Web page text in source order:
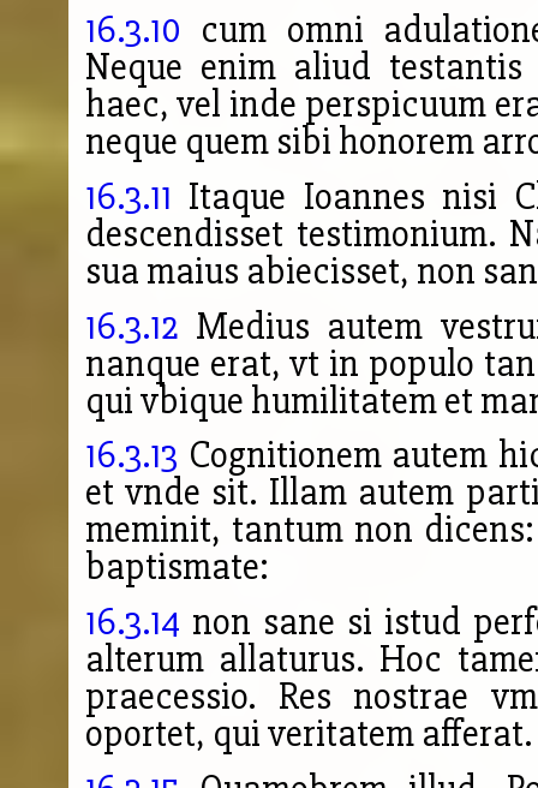
16.3.10 cum omni
Neque enim aliud
haec, vel inde perspicuum
neque quem sibi honorem
16.3.11 Itaque Ioannes nisi
descendisset testimonium.
sua maius abiecisset, non
16.3.12 Medius autem
nanque erat, vt in populo
qui vbique humilitatem et
16.3.13 Cognitionem autem
et vnde sit. Illam autem
meminit, tantum non
baptismate:
16.3.14 non sane si istud
alterum allaturus. Hoc
praecessio. Res nostrae
oportet, qui veritatem afferat.